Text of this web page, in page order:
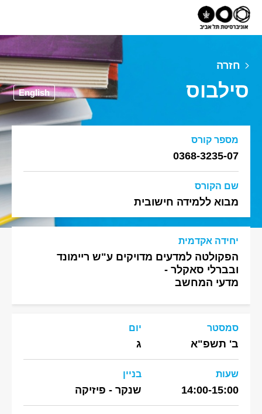
חזרה
סילבוס English
מספר קורס
0368-3235-07
שם הקורס
מבוא ללמידה חישובית
יחידה אקדמית
הפקולטה למדעים מדויקים ע"ש ריימונד
ובברלי סאקלר -
מדעי המחשב
סמסטר
ב' תשפ"א
יום
ג
שעות
14:00-15:00
בניין
שנקר - פיזיקה